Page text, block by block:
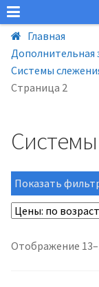
Главная
Дополнительная
Системы
Страница 2
Показать
Отображение